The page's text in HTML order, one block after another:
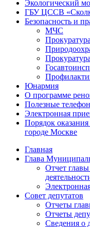
Экологический
ГБУ ЦССВ
Безопасность и
МЧС
Юнармия
О программе
Полезные
Электронная
Порядок
городе Москве
Главная
Глава
Отчет
Совет депутатов
Отчеты
Отчеты
Сведения о